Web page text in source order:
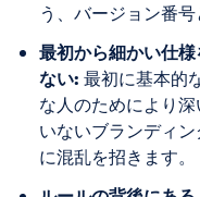
う、バージョン番号
最初から細かい仕
ない: 最初に基本的
な人のためにより
いないブランディ
に混乱を招きます。